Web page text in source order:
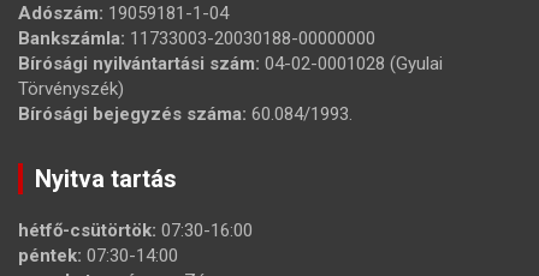
Adószám: 19059181-1-04
Bankszámla: 11733003-20030188-00000000
Bírósági nyilvántartási szám: 04-02-0001028 (Gyulai
Törvényszék)
Bírósági bejegyzés száma: 60.084/1993.
Nyitva tartás
hétfő-csütörtök: 07:30-16:00
péntek: 07:30-14:00